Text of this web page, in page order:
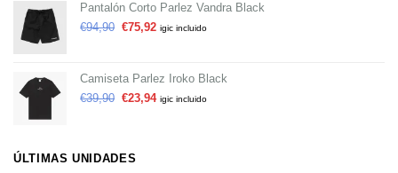
Pantalón Corto Parlez Vandra Black
€94,90 €75,92 igic incluido
Camiseta Parlez Iroko Black
€39,90 €23,94 igic incluido
ÚLTIMAS UNIDADES